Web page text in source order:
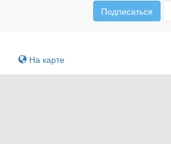
Подписаться
На карте